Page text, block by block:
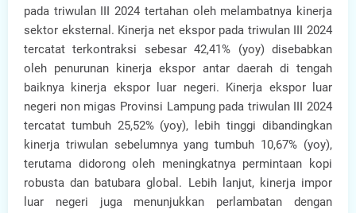
pada triwulan III 2024 tertahan oleh melambatnya kinerja
sektor eksternal. Kinerja net ekspor pada triwulan III 2024
tercatat terkontraksi sebesar 42,41% (yoy) disebabkan
oleh penurunan kinerja ekspor antar daerah di tengah
baiknya kinerja ekspor luar negeri. Kinerja ekspor luar
negeri non migas Provinsi Lampung pada triwulan III 2024
tercatat tumbuh 25,52% (yoy), lebih tinggi dibandingkan
kinerja triwulan sebelumnya yang tumbuh 10,67% (yoy),
terutama didorong oleh meningkatnya permintaan kopi
robusta dan batubara global. Lebih lanjut, kinerja impor
luar negeri juga menunjukkan perlambatan dengan